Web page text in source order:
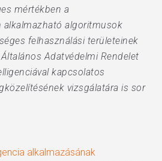
mértékben a
alkalmazható algoritmusok
felhasználási területeinek
Adatvédelmi Rendelet
kapcsolatos
vizsgálatára is sor
alkalmazásának